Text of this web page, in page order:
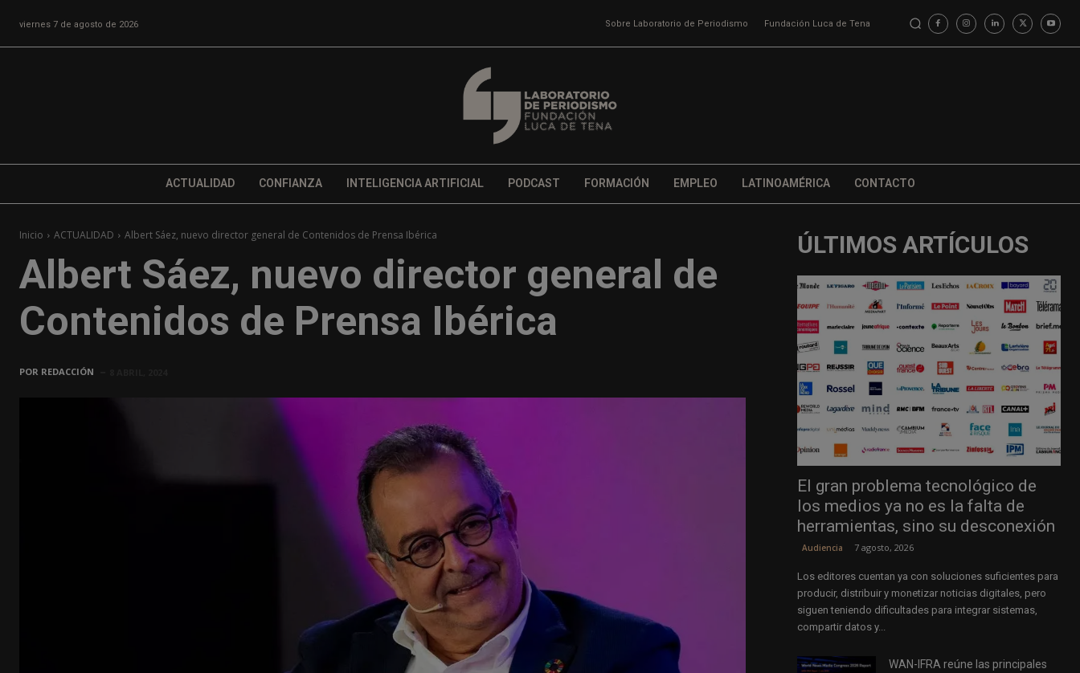
viernes 7 de agosto de 2026 Sobre Laboratorio de Periodismo Fundación Luca de Tena
ACTUALIDAD CONFIANZA INTELIGENCIA ARTIFICIAL PODCAST FORMACIÓN EMPLEO LATINOAMÉRICA CONTACTO
Inicio ACTUALIDAD Albert Sáez, nuevo director general de Contenidos de Prensa Ibérica
Albert Sáez, nuevo director general de
Contenidos de Prensa Ibérica
POR REDACCIÓN
ÚLTIMOS ARTÍCULOS
El gran problema tecnológico de
los medios ya no es la falta de
herramientas, sino su desconexión
Audiencia 7 agosto, 2026
Los editores cuentan ya con soluciones suficientes para
producir, distribuir y monetizar noticias digitales, pero
siguen teniendo dificultades para integrar sistemas,
compartir datos y...
WAN-IFRA reúne las principales